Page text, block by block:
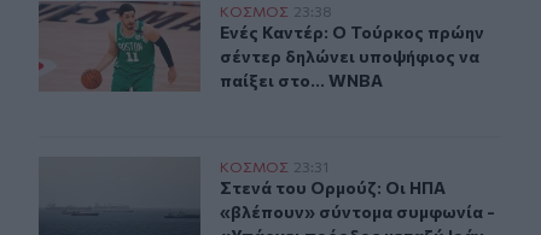
Ενές Καντέρ: Ο Τούρκος πρώην σέντερ δηλώνει
ΚΟΣΜΟΣ 23:38
Ενές Καντέρ: Ο Τούρκος πρώην
Ενές Καντέρ: Ο Τούρκος πρώην
σέντερ δηλώνει υποψήφιος να
παίξει στο... WNBA
Στενά του Ορμούζ: Οι ΗΠΑ «βλέπουν» σύντομα
ΚΟΣΜΟΣ 23:31
Στενά του Ορμούζ: Οι ΗΠΑ
Στενά του Ορμούζ: Οι ΗΠΑ
«βλέπουν» σύντομα συμφωνία -